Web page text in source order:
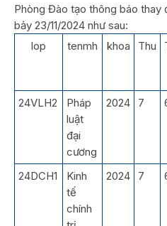
Phòng Đào tạo thông báo thay
bảy 23/11/2024 như sau:
lop
tenmh khoa Thu
24VLH2
Pháp
luật
đại
cương
2024 7
24DCH1
Kinh
tế
chính
2024 7